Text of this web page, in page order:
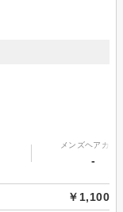
メンズヘアカラ
-
￥1,100